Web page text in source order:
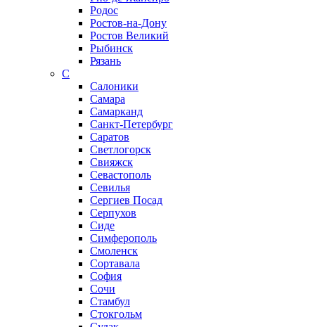
Родос
Ростов-на-Дону
Ростов Великий
Рыбинск
Рязань
С
Салоники
Самара
Самарканд
Санкт-Петербург
Саратов
Светлогорск
Свияжск
Севастополь
Севилья
Сергиев Посад
Серпухов
Сиде
Симферополь
Смоленск
Сортавала
София
Сочи
Стамбул
Стокгольм